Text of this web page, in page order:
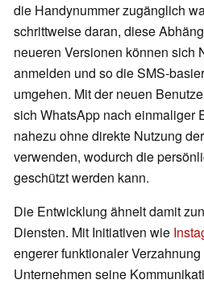
die Handynummer zugänglich
schrittweise daran, diese
neueren Versionen können sich
anmelden und so die SMS-
umgehen. Mit der neuen
sich WhatsApp nach einmaliger
nahezu ohne direkte Nutzung
verwenden, wodurch die
geschützt werden kann.
Die Entwicklung ähnelt damit
Diensten. Mit Initiativen wie
engerer funktionaler
Unternehmen seine